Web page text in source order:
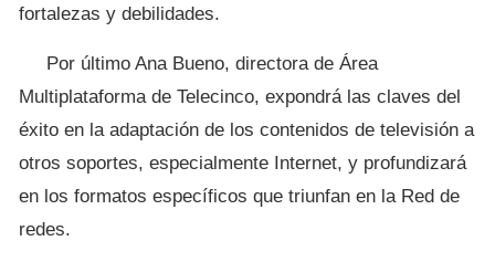
fortalezas y debilidades.
Por último Ana Bueno, directora de Área
Multiplataforma de Telecinco, expondrá las claves del
éxito en la adaptación de los contenidos de televisión a
otros soportes, especialmente Internet, y profundizará
en los formatos específicos que triunfan en la Red de
redes.